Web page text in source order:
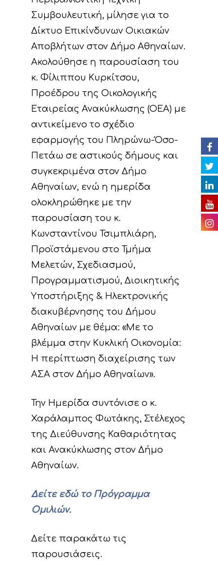
Συμβουλευτική, μίλησε για το
Δίκτυο Επικίνδυνων Οικιακών
Αποβλήτων στον Δήμο Αθηναίων.
Ακολούθησε η παρουσίαση του
κ. Φίλιππου Κυρκίτσου,
Προέδρου της Οικολογικής
Εταιρείας Ανακύκλωσης (ΟΕΑ) με
αντικείμενο το σχέδιο
εφαρμογής του Πληρώνω-Όσο-
Πετάω σε αστικούς δήμους και
συγκεκριμένα στον Δήμο
Αθηναίων, ενώ η ημερίδα
ολοκληρώθηκε με την
παρουσίαση του κ.
Κωνσταντίνου Τσιμπλιάρη,
Προϊστάμενου στο Τμήμα
Μελετών, Σχεδιασμού,
Προγραμματισμού, Διοικητικής
Υποστήριξης & Ηλεκτρονικής
διακυβέρνησης του Δήμου
Αθηναίων με θέμα: «Με το
βλέμμα στην Κυκλική Οικονομία:
Η περίπτωση διαχείρισης των
ΑΣΑ στον Δήμο Αθηναίων».
Την Ημερίδα συντόνισε ο κ.
Χαράλαμπος Φωτάκης, Στέλεχος
της Διεύθυνσης Καθαριότητας
και Ανακύκλωσης στον Δήμο
Αθηναίων.
Δείτε εδώ το Πρόγραμμα
Ομιλιών.
Δείτε παρακάτω τις
παρουσιάσεις.
Έργο
Στοιχεία
Εταίροι
Ομάδα έργου
Αναμενόμενα
Δράσεις
Δράσεις
C. Δράσεις
Παρακολούθησης
επιπτώσεων του
E. Δράσεις
Ευαισθητοποίησης
αποτελεσμάτων
F. Δράσεις
προόδου του
Παραδοτέα
Νέα
Ανακοινώσεις/Νέα
Δελτία Τύπου
Newsletter
Εκδηλώσεις
Ημερολόγιο
Βιβλιοθήκη
Φωτογραφίες
Βίντεο
Ραδιοφωνικά spots
Άλλα
Επικοινωνία